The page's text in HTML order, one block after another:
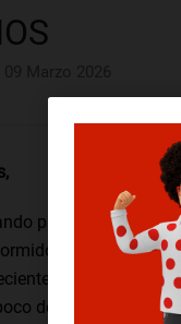
pasa un tiempo
y es un poco
lanzamiento de
despistados. Pero